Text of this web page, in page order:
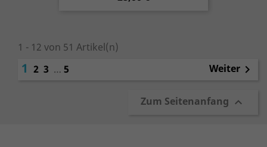
1 - 12 von 51 Artikel(n)
1 2 3 … 5 Weiter 
Zum Seitenanfang 